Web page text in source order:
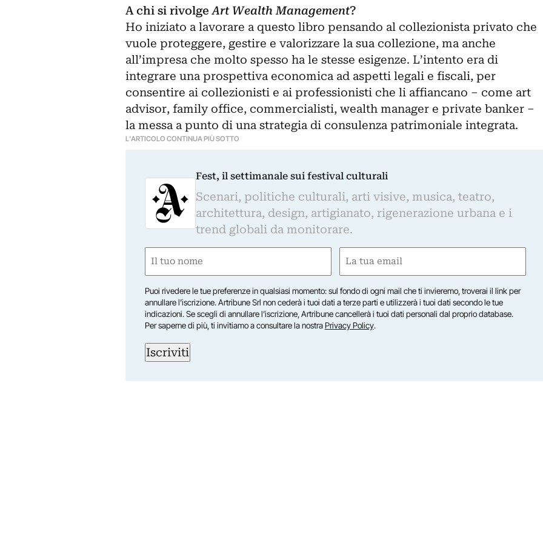
A chi si rivolgeArt Wealth Management?
Ho iniziato a lavorare a questo libro pensando al collezionista privato che
vuole proteggere, gestire e valorizzare la sua collezione, ma anche
all’impresa che molto spesso ha le stesse esigenze. L’intento era di
integrare una prospettiva economica ad aspetti legali e fiscali, per
consentire ai collezionisti e ai professionisti che li affiancano – come art
advisor, family office, commercialisti, wealth manager e private banker –
la messa a punto di una strategia di consulenza patrimoniale integrata.
L'ARTICOLO CONTINUA PIÙ SOTTO
Fest, il settimanale sui festival culturali
Scenari, politiche culturali, arti visive, musica, teatro,
architettura, design, artigianato, rigenerazione urbana e i
trend globali da monitorare.
Nome
First
Email
Puoi rivedere le tue preferenze in qualsiasi momento: sul fondo di ogni mail che ti invieremo, troverai il link per
annullare l’iscrizione. Artribune Srl non cederà i tuoi dati a terze parti e utilizzerà i tuoi dati secondo le tue
indicazioni. Se scegli di annullare l’iscrizione, Artribune cancellerà i tuoi dati personali dal proprio database.
Per saperne di più, ti invitiamo a consultare la nostraPrivacy Policy.
Iscriviti